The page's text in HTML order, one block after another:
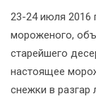
23-24 июля
мороженого,
старейшего
настоящее
снежки в разгар